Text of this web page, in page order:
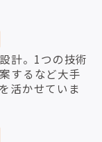
計。1つの技術
するなど大手
活かせていま